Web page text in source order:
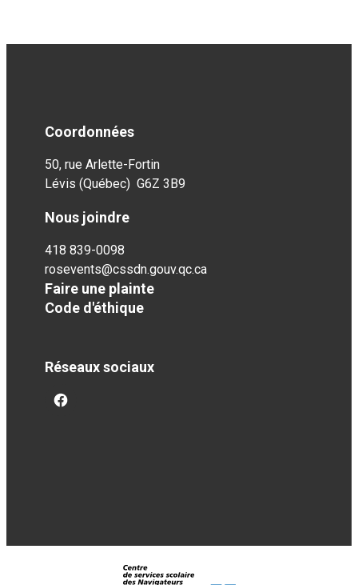
Coordonnées
50, rue Arlette-Fortin
Lévis (Québec) G6Z 3B9
Nous joindre
418 839-0098
rosevents@cssdn.gouv.qc.ca
Faire une plainte
Code d'éthique
Réseaux sociaux
facebook